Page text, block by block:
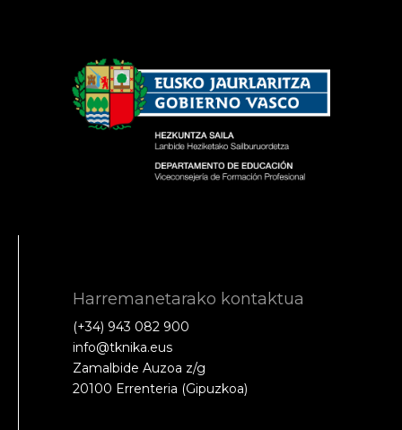
Harremanetarako kontaktua
(+34) 943 082 900
info@tknika.eus
Zamalbide Auzoa z/g
20100 Errenteria (Gipuzkoa)